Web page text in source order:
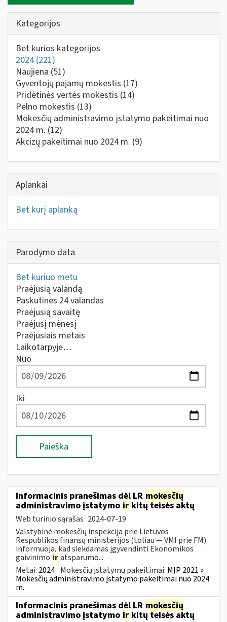
Kategorijos
Bet kurios kategorijos
2024 (221)
Naujiena (51)
Gyventojų pajamų mokestis (17)
Pridėtinės vertės mokestis (14)
Pelno mokestis (13)
Mokesčių administravimo įstatymo pakeitimai nuo
2024 m. (12)
Akcizų pakeitimai nuo 2024 m. (9)
Aplankai
Bet kurį aplanką
Parodymo data
Bet kuriuo metu
Praėjusią valandą
Paskutines 24 valandas
Praėjusią savaitę
Praėjusį mėnesį
Praėjusiais metais
Laikotarpyje…
Nuo
Iki
Paieška
Informacinis pranešimas dėl LR mokesčių
administravimo įstatymo ir kitų teisės aktų
Web turinio sąrašas 2024-07-19
Valstybinė mokesčių inspekcija prie Lietuvos
Respublikos finansų ministerijos (toliau — VMI prie FM)
informuoja, kad siekdamas įgyvendinti Ekonomikos
gaivinimo iratsparumo...
Metai: 2024 Mokesčių įstatymų pakeitimai: MĮP 2021 »
Mokesčių administravimo įstatymo pakeitimai nuo 2024
m.
Informacinis pranešimas dėl LR mokesčių
administravimo įstatymo ir kitų teisės aktų